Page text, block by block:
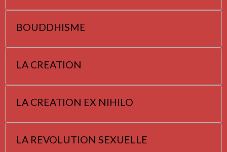
BOUDDHISME
LA CREATION
LA CREATION EX NIHILO
LA REVOLUTION SEXUELLE